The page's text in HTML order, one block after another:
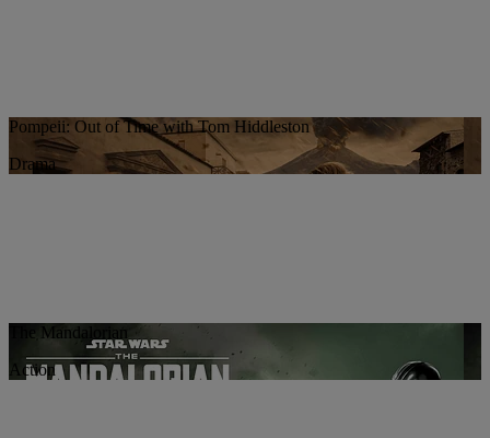
Pompeii: Out of Time with Tom Hiddleston
Drama
The Mandalorian
Action